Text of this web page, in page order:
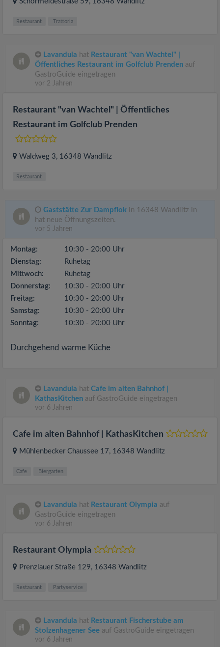
Restaurant Trattoria
Lavandula hat Restaurant "van Wachtel" |
Öffentliches Restaurant im Golfclub Prenden auf
GastroGuide eingetragen
vor 2 Jahren
Restaurant "van Wachtel" | Öffentliches
Restaurant im Golfclub Prenden
Waldweg 3, 16348 Wandlitz
Restaurant
Gaststätte Zur Dampflok in 16348 Wandlitz in
hat neue Öffnungszeiten.
vor 5 Jahren
Montag:
10:30 - 20:00 Uhr
Dienstag:
Ruhetag
Mittwoch:
Ruhetag
Donnerstag:
10:30 - 20:00 Uhr
Freitag:
10:30 - 20:00 Uhr
Samstag:
10:30 - 20:00 Uhr
Sonntag:
10:30 - 20:00 Uhr
Durchgehend warme Küche
Lavandula hat Cafe im alten Bahnhof |
KathasKitchen auf GastroGuide eingetragen
vor 6 Jahren
Cafe im alten Bahnhof | KathasKitchen
Mühlenbecker Chaussee 17, 16348 Wandlitz
Cafe Biergarten
Lavandula hat Restaurant Olympia auf
GastroGuide eingetragen
vor 6 Jahren
Restaurant Olympia
Prenzlauer Straße 129, 16348 Wandlitz
Restaurant Partyservice
Lavandula hat Restaurant Fischerstube am
Stolzenhagener See auf GastroGuide eingetragen
vor 6 Jahren